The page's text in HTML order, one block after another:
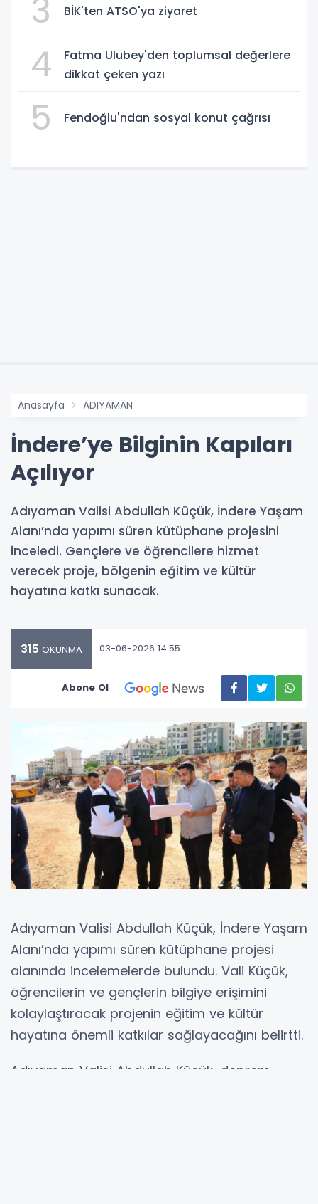
3 BİK'ten ATSO'ya ziyaret
4
Fatma Ulubey'den toplumsal değerlere
dikkat çeken yazı
5 Fendoğlu'ndan sosyal konut çağrısı
Anasayfa ADIYAMAN
İndere’ye Bilginin Kapıları
Açılıyor
Adıyaman Valisi Abdullah Küçük, İndere Yaşam
Alanı’nda yapımı süren kütüphane projesini
inceledi. Gençlere ve öğrencilere hizmet
verecek proje, bölgenin eğitim ve kültür
hayatına katkı sunacak.
315 OKUNMA 03-06-2026 14:55
Abone Ol
Adıyaman Valisi Abdullah Küçük, İndere Yaşam
Alanı’nda yapımı süren kütüphane projesi
alanında incelemelerde bulundu. Vali Küçük,
öğrencilerin ve gençlerin bilgiye erişimini
kolaylaştıracak projenin eğitim ve kültür
hayatına önemli katkılar sağlayacağını belirtti.
Adıyaman Valisi Abdullah Küçük, deprem